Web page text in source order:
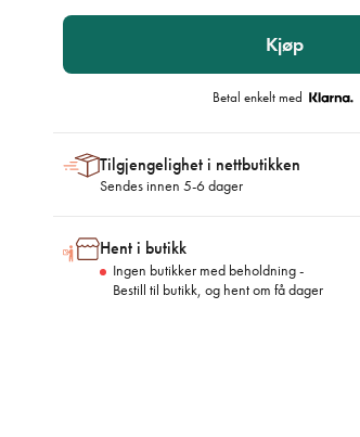
Kjøp
Betal enkelt med
Tilgjengelighet i nettbutikken
Sendes innen 5-6 dager
Hent i butikk
Ingen butikker med beholdning -
Bestill til butikk, og hent om få dager